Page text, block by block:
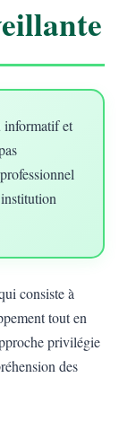
informatif et
consiste à
tout en
privilégie
des